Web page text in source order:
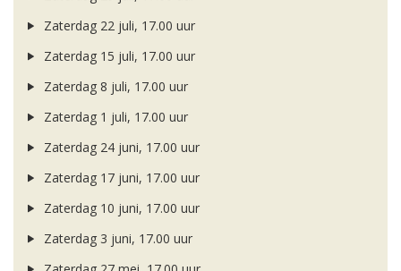
Zaterdag 22 juli, 17.00 uur
Zaterdag 15 juli, 17.00 uur
Zaterdag 8 juli, 17.00 uur
Zaterdag 1 juli, 17.00 uur
Zaterdag 24 juni, 17.00 uur
Zaterdag 17 juni, 17.00 uur
Zaterdag 10 juni, 17.00 uur
Zaterdag 3 juni, 17.00 uur